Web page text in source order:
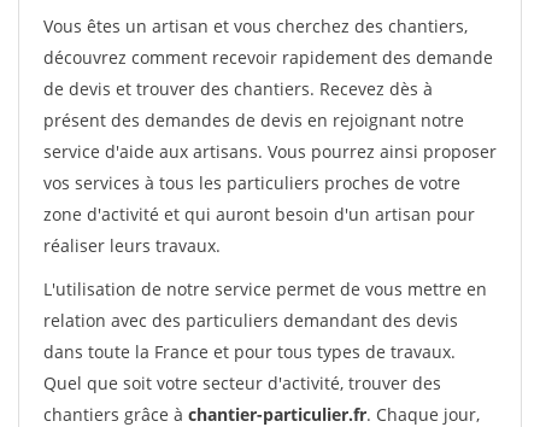
Vous êtes un artisan et vous cherchez des chantiers,
découvrez comment recevoir rapidement des demande
de devis et trouver des chantiers. Recevez dès à
présent des demandes de devis en rejoignant notre
service d'aide aux artisans. Vous pourrez ainsi proposer
vos services à tous les particuliers proches de votre
zone d'activité et qui auront besoin d'un artisan pour
réaliser leurs travaux.
L'utilisation de notre service permet de vous mettre en
relation avec des particuliers demandant des devis
dans toute la France et pour tous types de travaux.
Quel que soit votre secteur d'activité, trouver des
chantiers grâce à chantier-particulier.fr. Chaque jour,